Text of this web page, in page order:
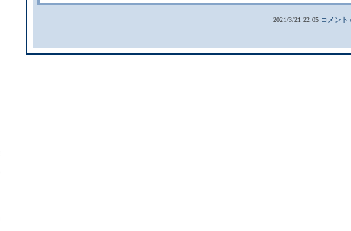
2021/3/21 22:05 コメント